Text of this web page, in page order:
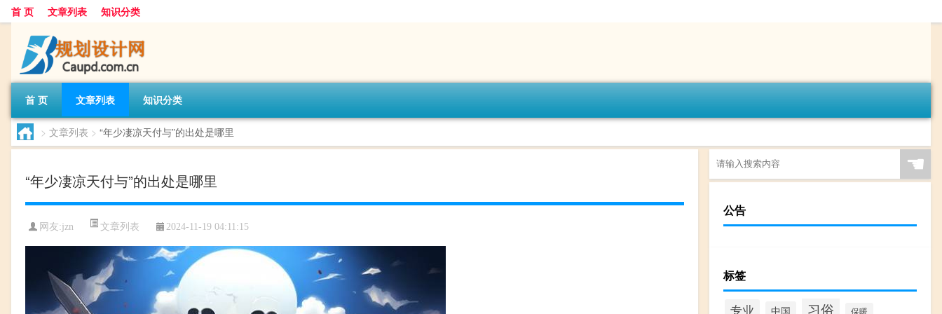
首 页 文章列表 知识分类
首 页 文章列表 知识分类
> 文章列表 > “年少凄凉天付与”的出处是哪里
“年少凄凉天付与”的出处是哪里
网友:jzn 文章列表 2024-11-19 04:11:15
☚
公告
标签
专业 中国 习俗 保暖